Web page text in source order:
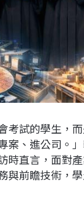
考試的學生，
案、進公司。
時直言，面對
與前瞻技術，